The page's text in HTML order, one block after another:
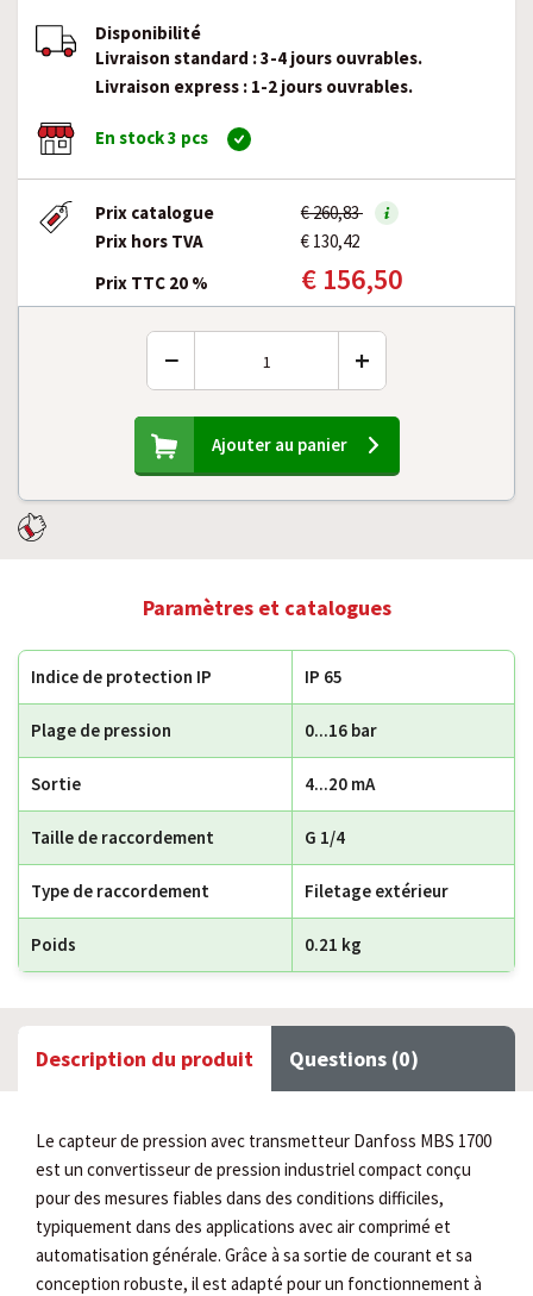
Disponibilité
Livraison standard : 3-4 jours ouvrables.
Livraison express : 1-2 jours ouvrables.
En stock 3 pcs
Prix catalogue
€ 260,83
Prix hors TVA
€ 130,42
Prix TTC 20 %
€ 156,50
− +
Ajouter au panier
Paramètres et catalogues
Indice de protection IP IP 65
Plage de pression 0...16 bar
Sortie 4...20 mA
Taille de raccordement G 1/4
Type de raccordement Filetage extérieur
Poids 0.21 kg
Description du produit Questions (0)
Le capteur de pression avec transmetteur Danfoss MBS 1700
est un convertisseur de pression industriel compact conçu
pour des mesures fiables dans des conditions difficiles,
typiquement dans des applications avec air comprimé et
automatisation générale. Grâce à sa sortie de courant et sa
conception robuste, il est adapté pour un fonctionnement à